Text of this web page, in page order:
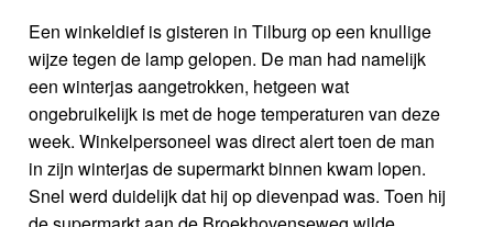
Een winkeldief is gisteren in Tilburg op een knullige
wijze tegen de lamp gelopen. De man had namelijk
een winterjas aangetrokken, hetgeen wat
ongebruikelijk is met de hoge temperaturen van deze
week. Winkelpersoneel was direct alert toen de man
in zijn winterjas de supermarkt binnen kwam lopen.
Snel werd duidelijk dat hij op dievenpad was. Toen hij